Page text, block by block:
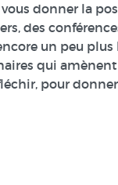
vous donner la
des
un peu
qui
pour